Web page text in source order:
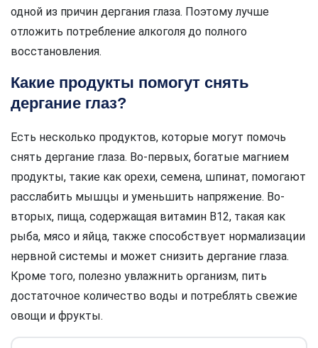
одной из причин дергания глаза. Поэтому лучше
отложить потребление алкоголя до полного
восстановления.
Какие продукты помогут снять
дергание глаз?
Есть несколько продуктов, которые могут помочь
снять дергание глаза. Во-первых, богатые магнием
продукты, такие как орехи, семена, шпинат, помогают
расслабить мышцы и уменьшить напряжение. Во-
вторых, пища, содержащая витамин B12, такая как
рыба, мясо и яйца, также способствует нормализации
нервной системы и может снизить дергание глаза.
Кроме того, полезно увлажнить организм, пить
достаточное количество воды и потреблять свежие
овощи и фрукты.